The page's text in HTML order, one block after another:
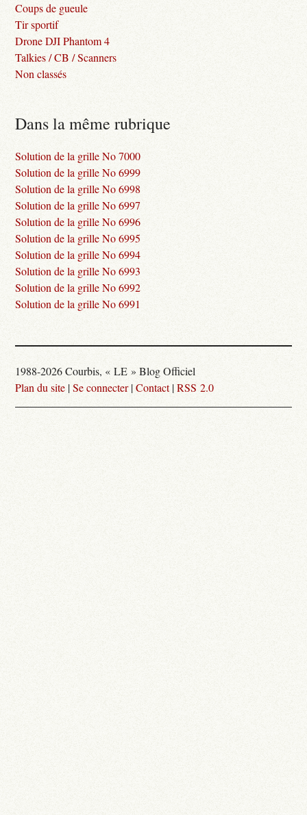
Coups de gueule
Tir sportif
Drone DJI Phantom 4
Talkies / CB / Scanners
Non classés
Dans la même rubrique
Solution de la grille No 7000
Solution de la grille No 6999
Solution de la grille No 6998
Solution de la grille No 6997
Solution de la grille No 6996
Solution de la grille No 6995
Solution de la grille No 6994
Solution de la grille No 6993
Solution de la grille No 6992
Solution de la grille No 6991
1988-2026 Courbis, « LE » Blog Officiel
Plan du site |Se connecter|Contact|RSS 2.0